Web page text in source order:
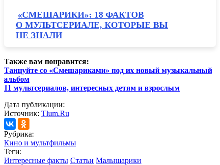
«СМЕШАРИКИ»: 18 ФАКТОВ
О МУЛЬТСЕРИАЛЕ, КОТОРЫЕ ВЫ
НЕ ЗНАЛИ
Также вам понравится:
Танцуйте со «Смешариками» под их новый музыкальный
альбом
11 мультсериалов, интересных детям и взрослым
Дата публикации:
Источник: Tlum.Ru
Рубрика:
Кино и мультфильмы
Теги:
Интересные факты Статьи Малышарики